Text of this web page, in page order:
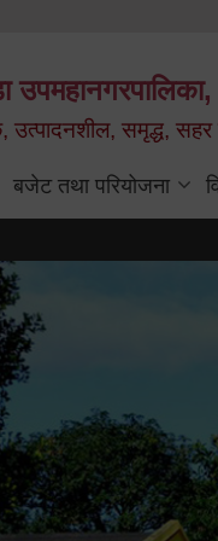
उत्पादनशील, समृद्ध, सहर
बजेट तथा परियोजना